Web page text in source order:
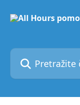
Pretražite članke...